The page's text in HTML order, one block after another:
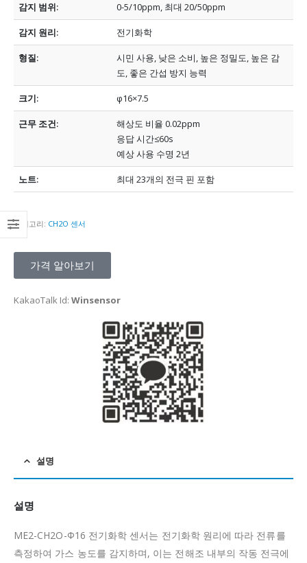
감지 범위: 0-5/10ppm, 최대 20/50ppm
감지 원리: 전기화학
형질:
시민 사용, 낮은 소비, 높은 정밀도, 높은 감
도, 좋은 간섭 방지 능력
크기: φ16×7.5
근무 조건:
해상도 비율 0.02ppm
응답 시간≤60s
예상 사용 수명 2년
노트: 최대 23개의 전극 핀 포함
카테고리: CH2O 센서
가격 알아보기
KakaoTalk Id: Winsensor
설명
설명
ME2-CH2O-Ф16 전기화학 센서는 전기화학 원리에 따라 전류를
측정하여 가스 농도를 감지하며, 이는 전해조 내부의 작동 전극에